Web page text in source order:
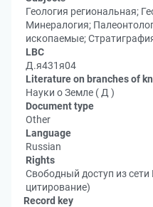
Геология региональная;
Минералогия;
ископаемые;
LBC
Д.я431я04
Literature on branches of
Науки о Земле ( Д )
Document type
Other
Language
Russian
Rights
Свободный доступ из сети
цитирование)
Record key